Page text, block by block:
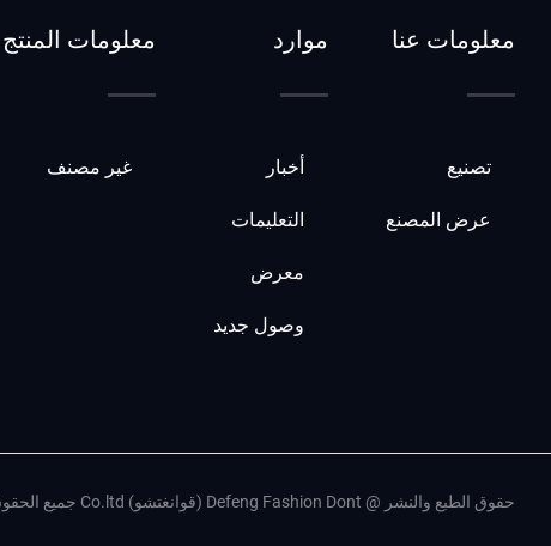
معلومات عنا
تصنيع
عرض المصنع
موارد
أخبار
التعليمات
معرض
وصول جديد
معلومات المنتج
غير مصنف
حقوق الطبع والنشر @ Defeng Fashion Dont (قوانغتشو) Co.ltd جميع الحقوق محفوظة.